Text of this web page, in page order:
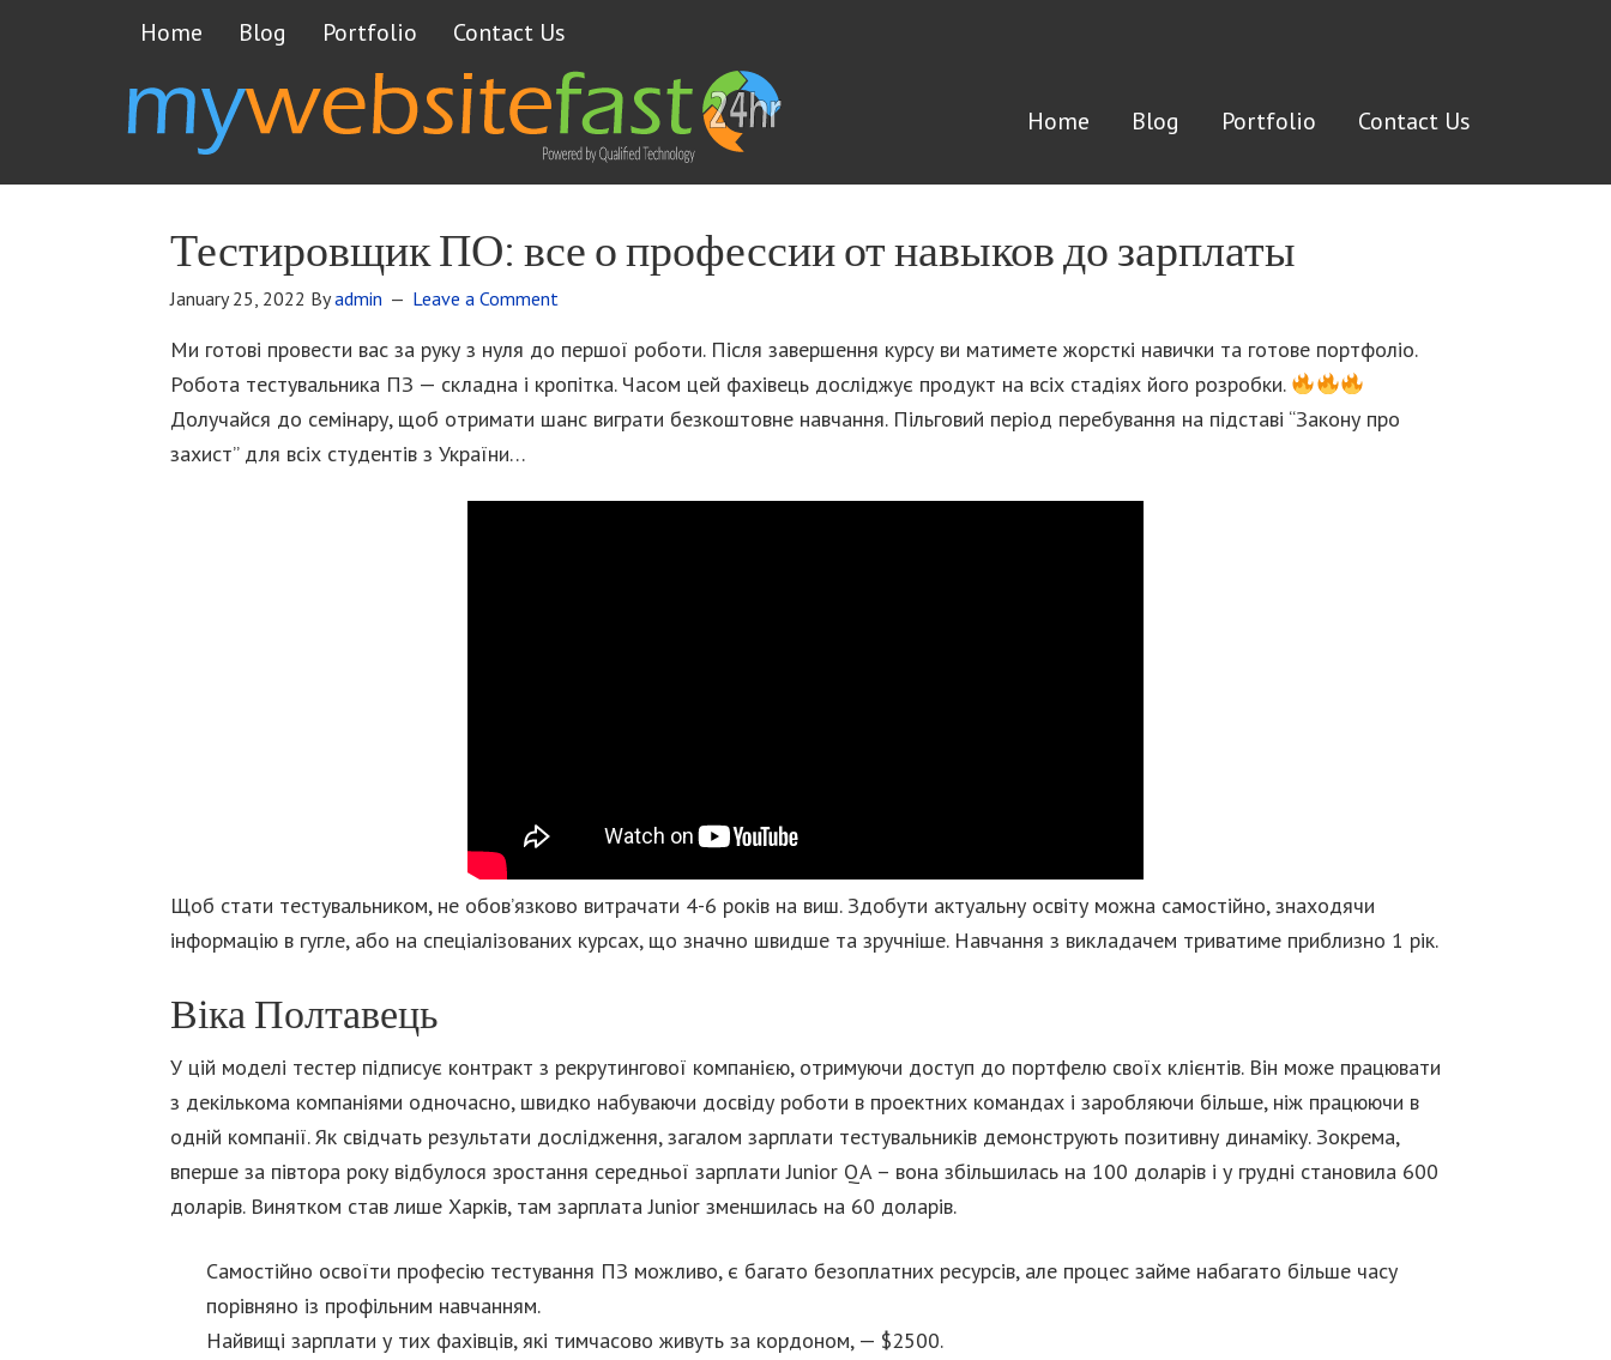
Home Blog Portfolio Contact Us
Home Blog Portfolio Contact Us
Тестировщик ПО: все о профессии от навыков до зарплаты
January 25, 2022 Byadmin Leave a Comment
Ми готові провести вас за руку з нуля до першої роботи. Після завершення курсу ви матимете жорсткі навички та готове портфоліо.
Робота тестувальника ПЗ — складна і кропітка. Часом цей фахівець досліджує продукт на всіх стадіях його розробки.
Долучайся до семінару, щоб отримати шанс виграти безкоштовне навчання. Пільговий період перебування на підставі “Закону про
захист” для всіх студентів з України…
Щоб стати тестувальником, не обов’язково витрачати 4-6 років на виш. Здобути актуальну освіту можна самостійно, знаходячи
інформацію в гугле, або на спеціалізованих курсах, що значно швидше та зручніше. Навчання з викладачем триватиме приблизно 1 рік.
Віка Полтавець
У цій моделі тестер підписує контракт з рекрутингової компанією, отримуючи доступ до портфелю своїх клієнтів. Він може працювати
з декількома компаніями одночасно, швидко набуваючи досвіду роботи в проектних командах і заробляючи більше, ніж працюючи в
одній компанії. Як свідчать результати дослідження, загалом зарплати тестувальників демонструють позитивну динаміку. Зокрема,
вперше за півтора року відбулося зростання середньої зарплати Junior QA – вона збільшилась на 100 доларів і у грудні становила 600
доларів. Винятком став лише Харків, там зарплата Junior зменшилась на 60 доларів.
Самостійно освоїти професію тестування ПЗ можливо, є багато безоплатних ресурсів, але процес займе набагато більше часу
порівняно із профільним навчанням.
Найвищі зарплати у тих фахівців, які тимчасово живуть за кордоном, — $2500.